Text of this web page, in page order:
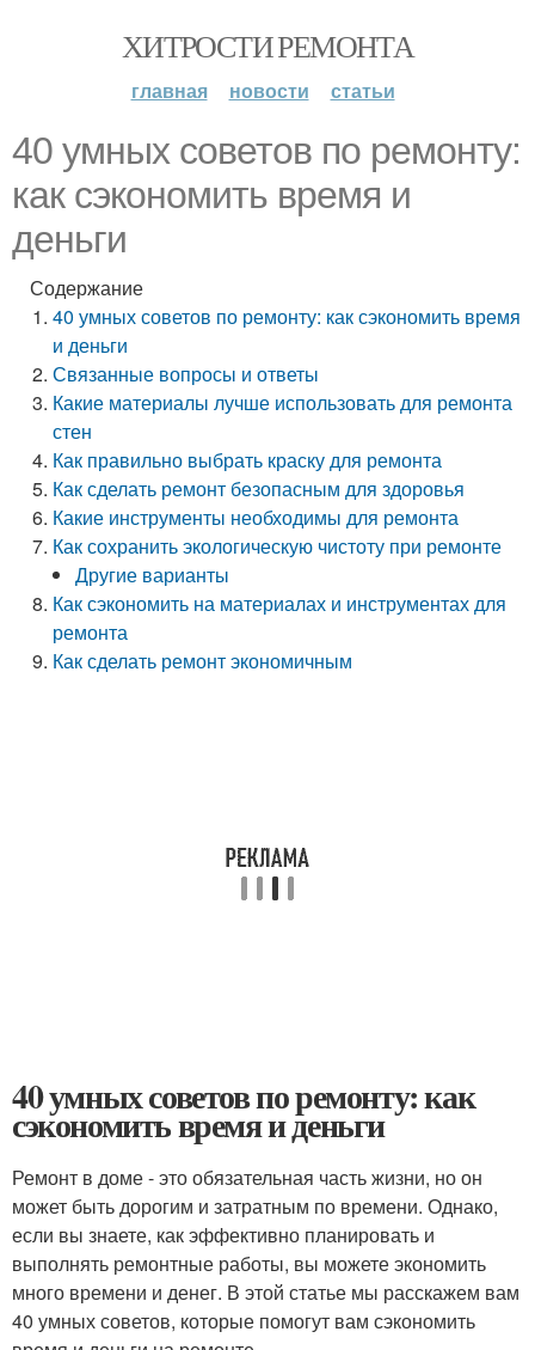
ХИТРОСТИ РЕМОНТА
главная новости статьи
40 умных советов по ремонту:
как сэкономить время и
деньги
Содержание
40 умных советов по ремонту: как сэкономить время
и деньги
Связанные вопросы и ответы
Какие материалы лучше использовать для ремонта
стен
Как правильно выбрать краску для ремонта
Как сделать ремонт безопасным для здоровья
Какие инструменты необходимы для ремонта
Как сохранить экологическую чистоту при ремонте
Другие варианты
Как сэкономить на материалах и инструментах для
ремонта
Как сделать ремонт экономичным
40 умных советов по ремонту: как
сэкономить время и деньги
Ремонт в доме - это обязательная часть жизни, но он
может быть дорогим и затратным по времени. Однако,
если вы знаете, как эффективно планировать и
выполнять ремонтные работы, вы можете экономить
много времени и денег. В этой статье мы расскажем вам
40 умных советов, которые помогут вам сэкономить